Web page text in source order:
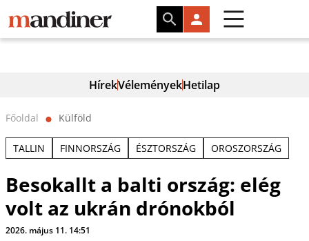
HírekVéleményekHetilap
Főoldal ⬤ Külföld
TALLIN FINNORSZÁG ÉSZTORSZÁG OROSZORSZÁG
Besokallt a balti ország: elég
volt az ukrán drónokból
2026. május 11. 14:51